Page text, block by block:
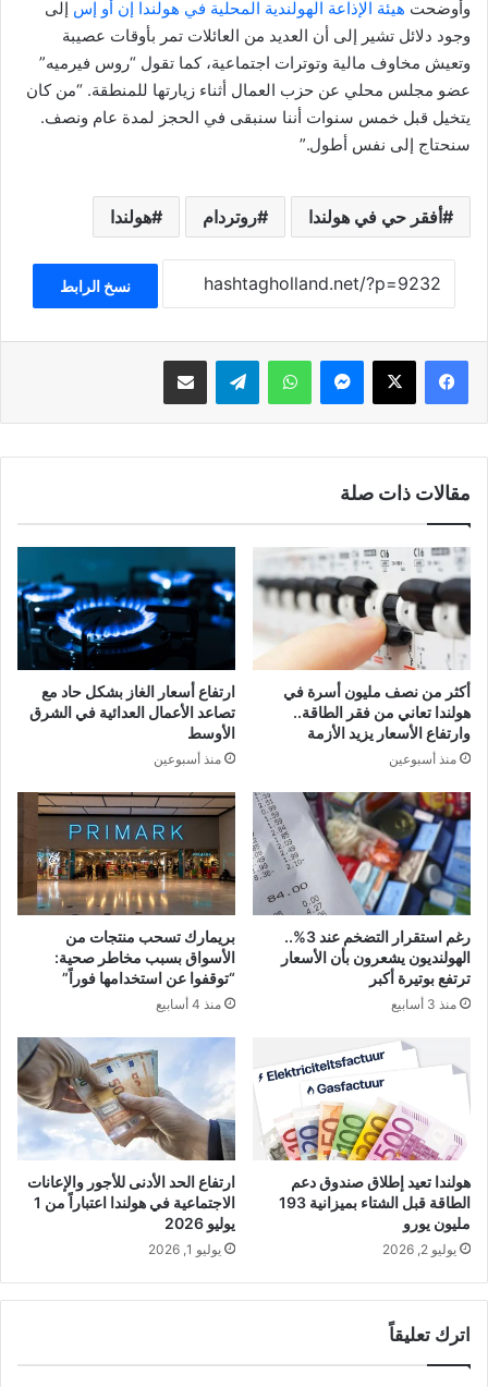
وأوضحت هيئة الإذاعة الهولندية المحلية في هولندا إن أو إس إلى
وجود دلائل تشير إلى أن العديد من العائلات تمر بأوقات عصيبة
وتعيش مخاوف مالية وتوترات اجتماعية، كما تقول “روس فيرميه”
عضو مجلس محلي عن حزب العمال أثناء زيارتها للمنطقة. “من كان
يتخيل قبل خمس سنوات أننا سنبقى في الحجز لمدة عام ونصف.
سنحتاج إلى نفس أطول.”
أفقر حي في هولندا روتردام هولندا
نسخ الرابط
فيسبوك ‫X ماسنجر واتساب تيلقرام مشاركة عبر البريد
مقالات ذات صلة
أكثر من نصف مليون أسرة في
هولندا تعاني من فقر الطاقة..
وارتفاع الأسعار يزيد الأزمة
منذ أسبوعين
ارتفاع أسعار الغاز بشكل حاد مع
تصاعد الأعمال العدائية في الشرق
الأوسط
منذ أسبوعين
رغم استقرار التضخم عند 3%..
الهولنديون يشعرون بأن الأسعار
ترتفع بوتيرة أكبر
منذ 3 أسابيع
بريمارك تسحب منتجات من
الأسواق بسبب مخاطر صحية:
“توقفوا عن استخدامها فوراً”
منذ 4 أسابيع
هولندا تعيد إطلاق صندوق دعم
الطاقة قبل الشتاء بميزانية 193
مليون يورو
يوليو 2, 2026
ارتفاع الحد الأدنى للأجور والإعانات
الاجتماعية في هولندا اعتباراً من 1
يوليو 2026
يوليو 1, 2026
اترك تعليقاً